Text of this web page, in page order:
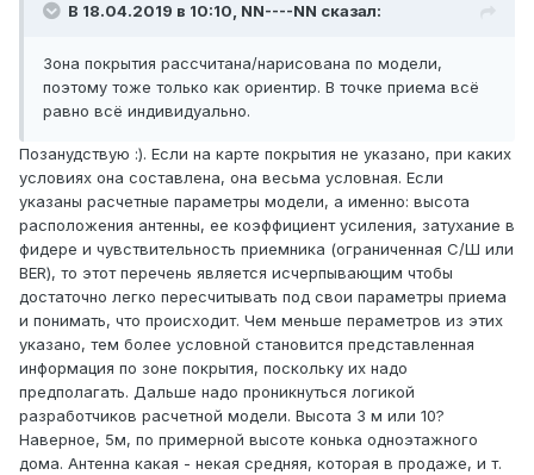
В 18.04.2019 в 10:10, NN----NN сказал:
Зона покрытия рассчитана/нарисована по модели,
поэтому тоже только как ориентир. В точке приема всё
равно всё индивидуально.
Позанудствую :). Если на карте покрытия не указано, при каких
условиях она составлена, она весьма условная. Если
указаны расчетные параметры модели, а именно: высота
расположения антенны, ее коэффициент усиления, затухание в
фидере и чувствительность приемника (ограниченная С/Ш или
BER), то этот перечень является исчерпывающим чтобы
достаточно легко пересчитывать под свои параметры приема
и понимать, что происходит. Чем меньше пераметров из этих
указано, тем более условной становится представленная
информация по зоне покрытия, поскольку их надо
предполагать. Дальше надо проникнуться логикой
разработчиков расчетной модели. Высота 3 м или 10?
Наверное, 5м, по примерной высоте конька одноэтажного
дома. Антенна какая - некая средняя, которая в продаже, и т.